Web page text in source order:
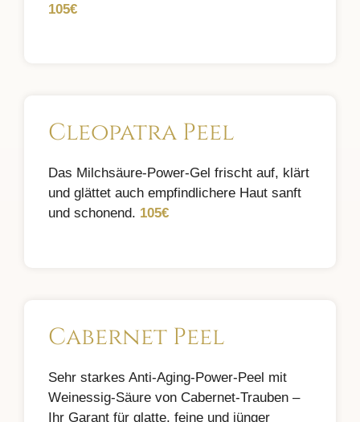
105€
Cleopatra Peel
Das Milchsäure-Power-Gel frischt auf, klärt
und glättet auch empfindlichere Haut sanft
und schonend. 105€
Cabernet Peel
Sehr starkes Anti-Aging-Power-Peel mit
Weinessig-Säure von Cabernet-Trauben –
Ihr Garant für glatte, feine und jünger